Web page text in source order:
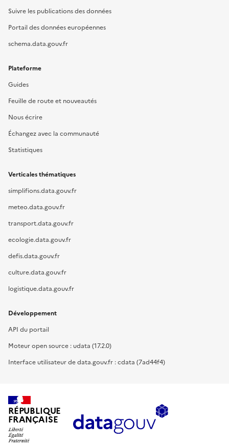
Suivre les publications des données
Portail des données européennes
schema.data.gouv.fr
Plateforme
Guides
Feuille de route et nouveautés
Nous écrire
Échangez avec la communauté
Statistiques
Verticales thématiques
simplifions.data.gouv.fr
meteo.data.gouv.fr
transport.data.gouv.fr
ecologie.data.gouv.fr
defis.data.gouv.fr
culture.data.gouv.fr
logistique.data.gouv.fr
Développement
API du portail
Moteur open source : udata (17.2.0)
Interface utilisateur de data.gouv.fr : cdata (7ad44f4)
RÉPUBLIQUE
FRANÇAISE